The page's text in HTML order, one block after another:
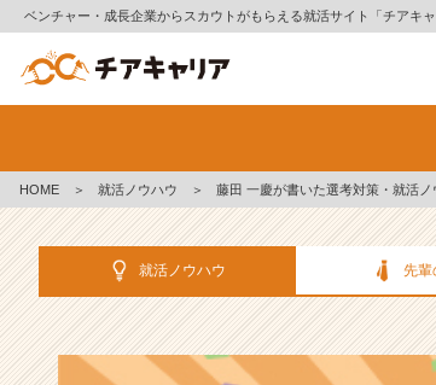
ベンチャー・成長企業からスカウトがもらえる就活サイト「チアキャ
策・
就
ノ
ハ
記
事
HOME ＞ 就活ノウハウ ＞ 藤田 一慶が書いた選考対策・就活ノ
就活ノウハウ 先輩